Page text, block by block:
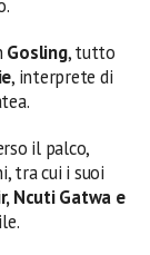
Gosling, tutto
, interprete di
il palco,
tra cui i suoi
Ncuti Gatwa e